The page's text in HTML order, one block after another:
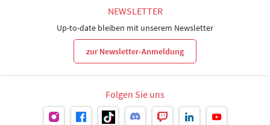
NEWSLETTER
Up-to-date bleiben mit unserem Newsletter
zur Newsletter-Anmeldung
Folgen Sie uns